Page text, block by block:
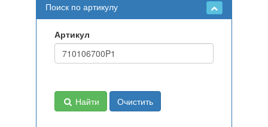
Поиск по артикулу
Артикул
Найти Очистить